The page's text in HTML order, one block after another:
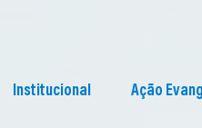
Institucional Ação